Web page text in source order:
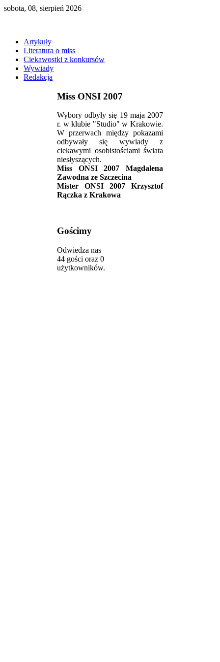
sobota, 08, sierpień 2026
Artykuły
Literatura o miss
Ciekawostki z konkursów
Wywiady
Redakcja
Miss ONSI 2007
Wybory odbyły się 19 maja 2007
r. w klubie "Studio" w Krakowie.
W przerwach między pokazami
odbywały się wywiady z
ciekawymi osobistościami świata
niesłyszących.
Miss ONSI 2007 Magdalena
Zawodna ze Szczecina
Mister ONSI 2007 Krzysztof
Rączka z Krakowa
Gościmy
Odwiedza nas
44 gości oraz 0
użytkowników.